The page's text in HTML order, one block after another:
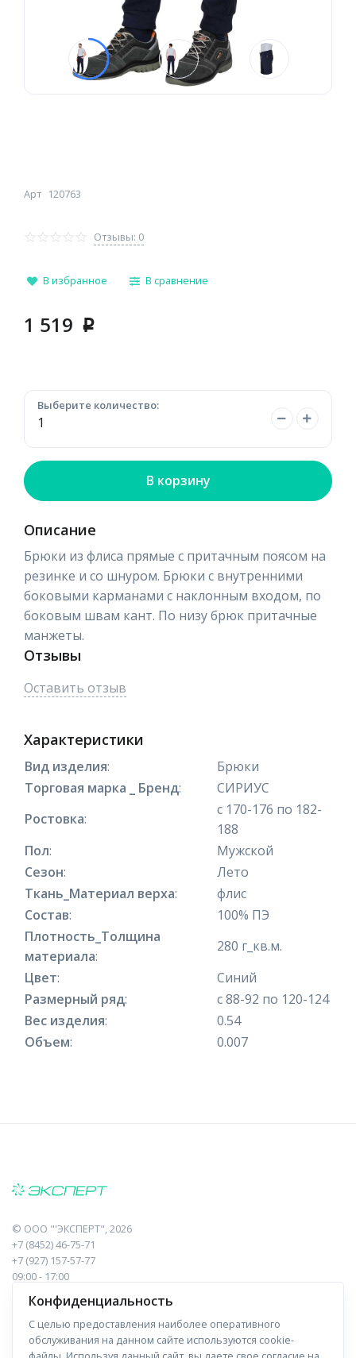
Арт 120763
Отзывы: 0
В избранное В сравнение
1 519 p
Выберите количество:
В корзину
Описание
Брюки из флиса прямые с притачным поясом на
резинке и со шнуром. Брюки с внутренними
боковыми карманами с наклонным входом, по
боковым швам кант. По низу брюк притачные
манжеты.
Отзывы
Оставить отзыв
Характеристики
Вид изделия:
Брюки
Торговая марка _ Бренд:
СИРИУС
Ростовка:
с 170-176 по 182-
188
Пол:
Мужской
Сезон:
Лето
Ткань_Материал верха:
флис
Состав:
100% ПЭ
Плотность_Толщина
материала:
280 г_кв.м.
Цвет:
Синий
Размерный ряд:
с 88-92 по 120-124
Вес изделия:
0.54
Объем: 0.007
© ООО "'ЭКСПЕРТ", 2026
+7 (8452) 46-75-71
+7 (927) 157-57-77
09:00 - 17:00
410017, Саратов, Пугачева, 10 к1, оф.23
Навигация Информация
Конфиденциальность
С целью предоставления наиболее оперативного
обслуживания на данном сайте используются cookie-